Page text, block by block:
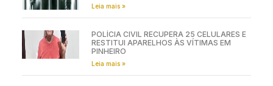
Leia mais »
POLÍCIA CIVIL RECUPERA 25 CELULARES E
RESTITUI APARELHOS ÀS VÍTIMAS EM
PINHEIRO
Leia mais »